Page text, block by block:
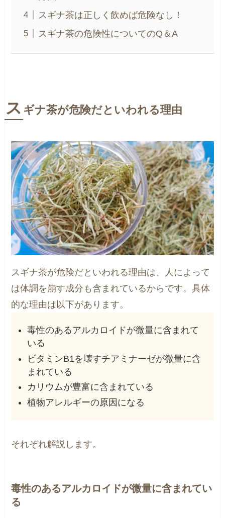
スギナ茶は正しく飲めば危険なし！
スギナ茶の危険性についてのQ＆A
ス ギナ茶が危険だといわれる理由
スギナ茶が危険だといわれる理由は、人によって
は体調を崩す成分も含まれているからです。具体
的な理由は以下があります。
毒性のあるアルカロイドが微量に含まれて
いる
ビタミンB1を壊すチアミナーゼが微量に含
まれている
カリウムが豊富に含まれている
植物アレルギーの原因になる
それぞれ解説します。
毒性のあるアルカロイドが微量に含まれてい
る